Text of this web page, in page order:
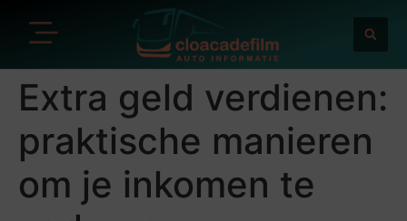
Extra geld verdienen:
praktische manieren
om je inkomen te